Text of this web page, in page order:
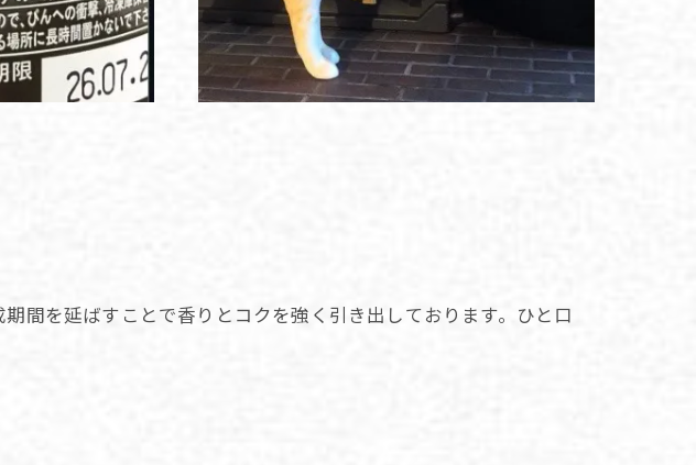
間を延ばすことで香りとコクを強く引き出しております。ひと口